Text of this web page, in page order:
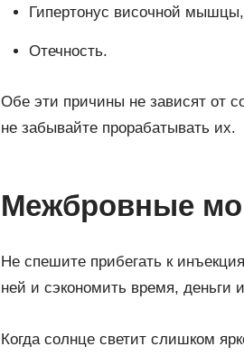
Гипертонус височной
Отечность.
Обе эти причины не зависят от
не забывайте прорабатывать их.
Межбровные
Не спешите прибегать к
ней и сэкономить время, деньги
Когда солнце светит слишком